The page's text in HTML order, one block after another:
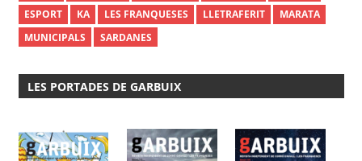
ESPORT
KA LES FRANQUESES LLETRAFERIT
MARATA
MUNICIPALS
SARDANES
LES PORTADES DE GARBUIX